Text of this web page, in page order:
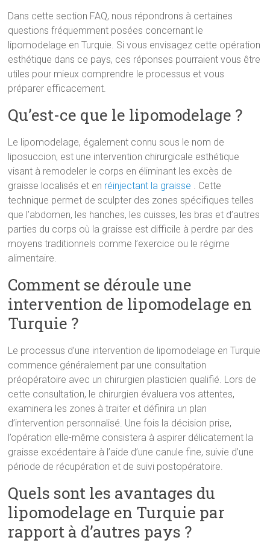
Dans cette section FAQ, nous répondrons à certaines
questions fréquemment posées concernant le
lipomodelage en Turquie. Si vous envisagez cette opération
esthétique dans ce pays, ces réponses pourraient vous être
utiles pour mieux comprendre le processus et vous
préparer efficacement.
Qu’est-ce que le lipomodelage ?
Le lipomodelage, également connu sous le nom de
liposuccion, est une intervention chirurgicale esthétique
visant à remodeler le corps en éliminant les excès de
graisse localisés et en réinjectant la graisse . Cette
technique permet de sculpter des zones spécifiques telles
que l’abdomen, les hanches, les cuisses, les bras et d’autres
parties du corps où la graisse est difficile à perdre par des
moyens traditionnels comme l’exercice ou le régime
alimentaire.
Comment se déroule une
intervention de lipomodelage en
Turquie ?
Le processus d’une intervention de lipomodelage en Turquie
commence généralement par une consultation
préopératoire avec un chirurgien plasticien qualifié. Lors de
cette consultation, le chirurgien évaluera vos attentes,
examinera les zones à traiter et définira un plan
d’intervention personnalisé. Une fois la décision prise,
l’opération elle-même consistera à aspirer délicatement la
graisse excédentaire à l’aide d’une canule fine, suivie d’une
période de récupération et de suivi postopératoire.
Quels sont les avantages du
lipomodelage en Turquie par
rapport à d’autres pays ?